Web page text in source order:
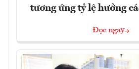
tương ứng tỷ lệ hưởng
Đọc ngay